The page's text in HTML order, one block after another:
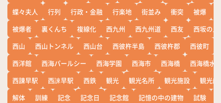
蝶々夫人
行列 行政・金融 行楽地 街並み 衝突 被爆
被爆者
裏くんち 複線化 西九州 西九州道 西友
西坂の丘
西山
西山トンネル 西山台 西彼杵半島 西彼杵郡 西彼町
西洋館
西海パールシー 西海学園 西海市 西海橋
西海橋水
西諌早駅
西諫早駅 西鉄 観光 観光名所 観光施設
観光船
解体
訓練 記念 記念日 記念館 記憶の中の建物 試験